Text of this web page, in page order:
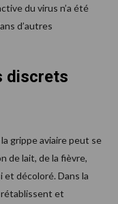
du virus n’a été
d’autres
discrets
grippe aviaire peut se
de lait, de la fièvre,
et décoloré. Dans la
rétablissent et